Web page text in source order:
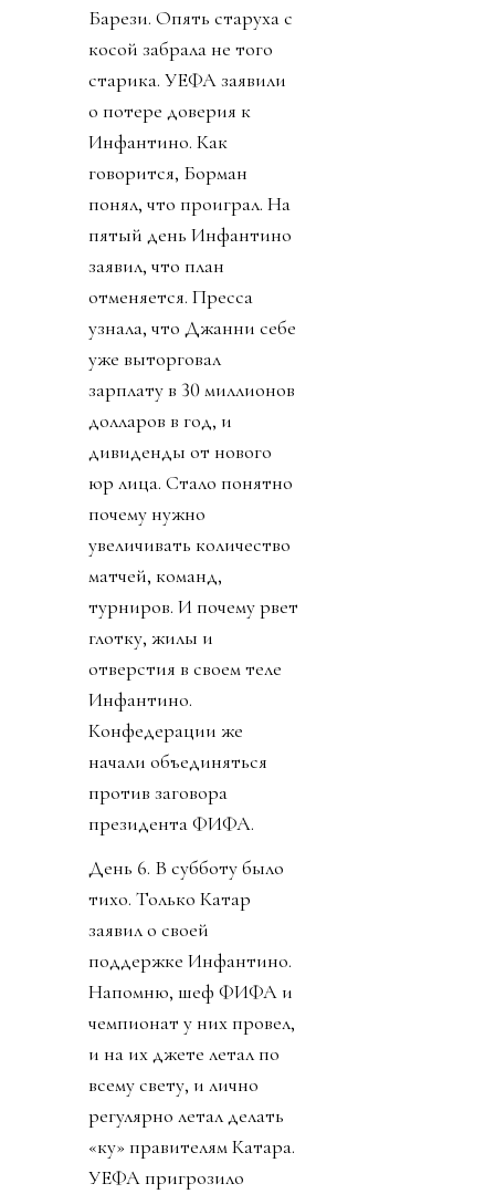
Барези. Опять старуха с
косой забрала не того
старика. УЕФА заявили
о потере доверия к
Инфантино. Как
говорится, Борман
понял, что проиграл. На
пятый день Инфантино
заявил, что план
отменяется. Пресса
узнала, что Джанни себе
уже выторговал
зарплату в 30 миллионов
долларов в год, и
дивиденды от нового
юр лица. Стало понятно
почему нужно
увеличивать количество
матчей, команд,
турниров. И почему рвет
глотку, жилы и
отверстия в своем теле
Инфантино.
Конфедерации же
начали объединяться
против заговора
президента ФИФА.
День 6. В субботу было
тихо. Только Катар
заявил о своей
поддержке Инфантино.
Напомню, шеф ФИФА и
чемпионат у них провел,
и на их джете летал по
всему свету, и лично
регулярно летал делать
«ку» правителям Катара.
УЕФА пригрозило